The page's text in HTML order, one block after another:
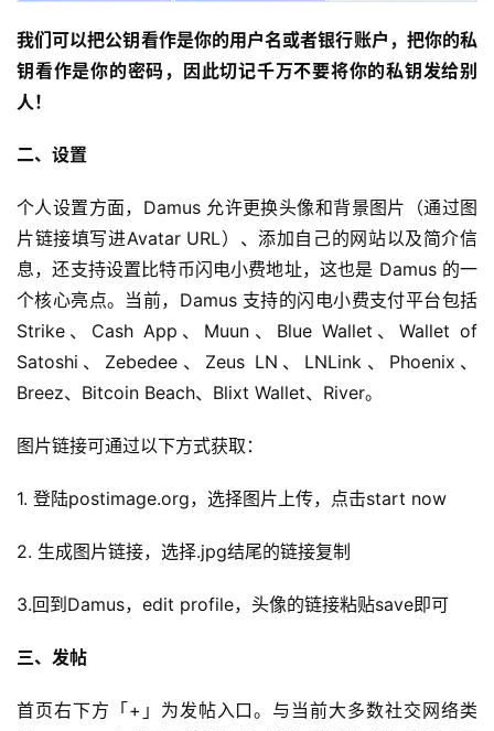
我们可以把公钥看作是你的用户名或者银行账户，把你的私
钥看作是你的密码，因此切记千万不要将你的私钥发给别
人！
二、设置
个人设置方面，Damus 允许更换头像和背景图片（通过图
片链接填写进Avatar URL）、添加自己的网站以及简介信
息，还支持设置比特币闪电小费地址，这也是 Damus 的一
个核心亮点。当前，Damus 支持的闪电小费支付平台包括
Strike、Cash App、Muun、Blue Wallet、Wallet of
Satoshi、Zebedee、Zeus LN、LNLink、Phoenix、
Breez、Bitcoin Beach、Blixt Wallet、River。
图片链接可通过以下方式获取：
1. 登陆postimage.org，选择图片上传，点击start now
2. 生成图片链接，选择.jpg结尾的链接复制
3.回到Damus，edit profile，头像的链接粘贴save即可
三、发帖
首页右下方「+」为发帖入口。与当前大多数社交网络类